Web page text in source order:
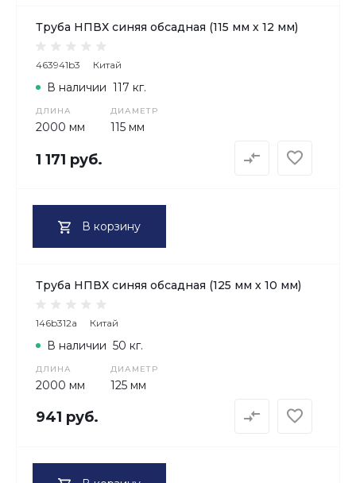
Труба НПВХ синяя обсадная (115 мм х 12 мм)
463941b3 Китай
ДЛИНА
2000 мм
ДИАМЕТР
115 мм
В наличии 117 кг.
1 171 руб.
В корзину
Труба НПВХ синяя обсадная (125 мм х 10 мм)
146b312a Китай
ДЛИНА
2000 мм
ДИАМЕТР
125 мм
В наличии 50 кг.
941 руб.